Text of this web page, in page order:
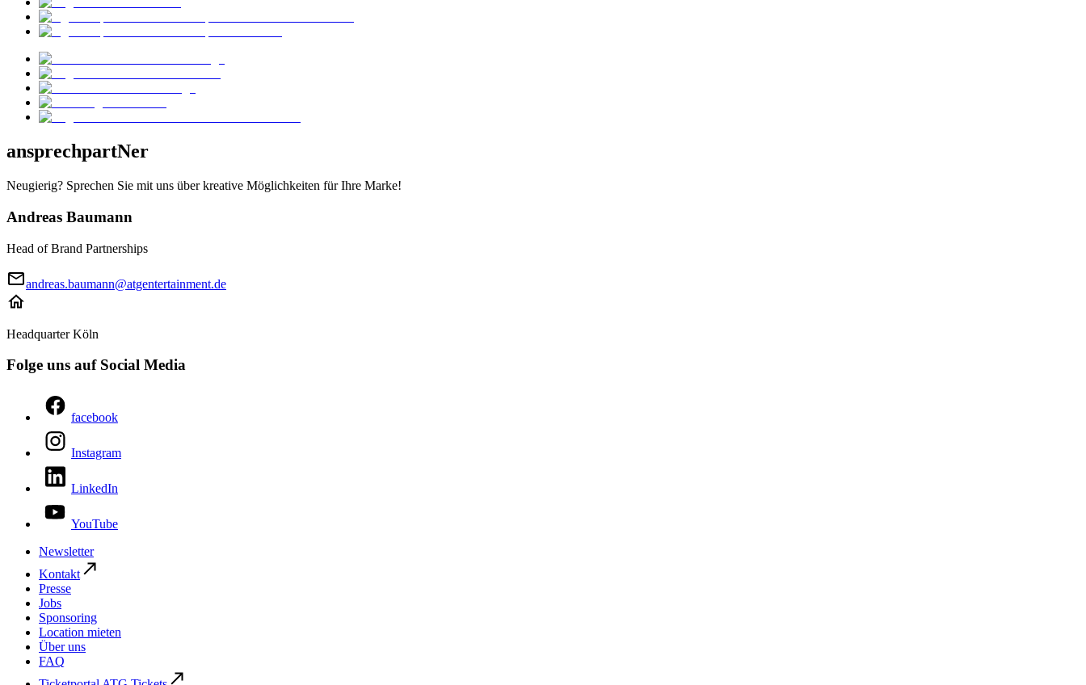
ansprechpartNer
Neugierig? Sprechen Sie mit uns über kreative Möglichkeiten für Ihre Marke!
Andreas Baumann
Head of Brand Partnerships
andreas.baumann@atgentertainment.de
Headquarter Köln
Folge uns auf Social Media
facebook
Instagram
LinkedIn
YouTube
Newsletter
Kontakt
Presse
Jobs
Sponsoring
Location mieten
Über uns
FAQ